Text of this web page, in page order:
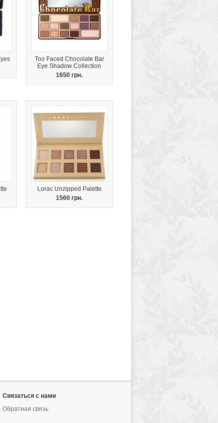
Too Faced Chocolate Bar
Eye Shadow Collection
1650 грн.
Lorac Unzipped Palette
1560 грн.
Связаться с нами
Обратная связь